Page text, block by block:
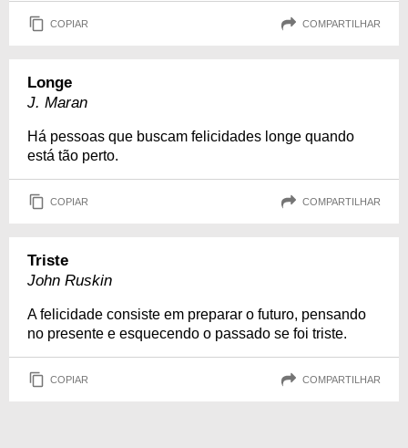
COPIAR COMPARTILHAR
Longe
J. Maran
Há pessoas que buscam felicidades longe quando
está tão perto.
COPIAR COMPARTILHAR
Triste
John Ruskin
A felicidade consiste em preparar o futuro, pensando
no presente e esquecendo o passado se foi triste.
COPIAR COMPARTILHAR